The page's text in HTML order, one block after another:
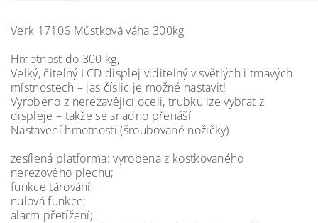
Verk 17106 Můstková váha 300kg
Hmotnost do 300 kg,
Velký, čitelný LCD displej viditelný v světlých i tmavých
místnostech – jas číslic je možné nastavit!
Vyrobeno z nerezavějící oceli, trubku lze vybrat z
displeje – takže se snadno přenáší
Nastavení hmotnosti (šroubované nožičky)
zesílená platforma: vyrobena z kostkovaného
nerezového plechu;
funkce tárování;
nulová funkce;
alarm přetížení;